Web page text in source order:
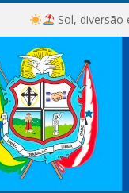
Sol, diversão